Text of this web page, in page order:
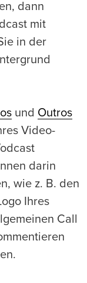
dann
mit
in der
und Outros
Video-
darin
wie z. B. den
Ihres
Call